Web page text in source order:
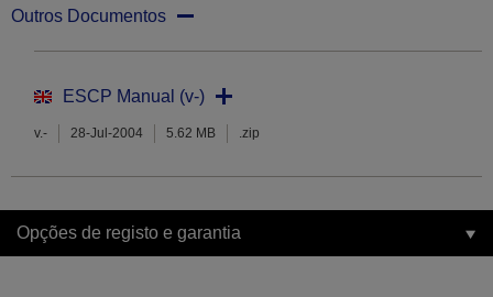
Outros Documentos
ESCP Manual (v-)
v.- 28-Jul-2004 5.62 MB .zip
Opções de registo e garantia